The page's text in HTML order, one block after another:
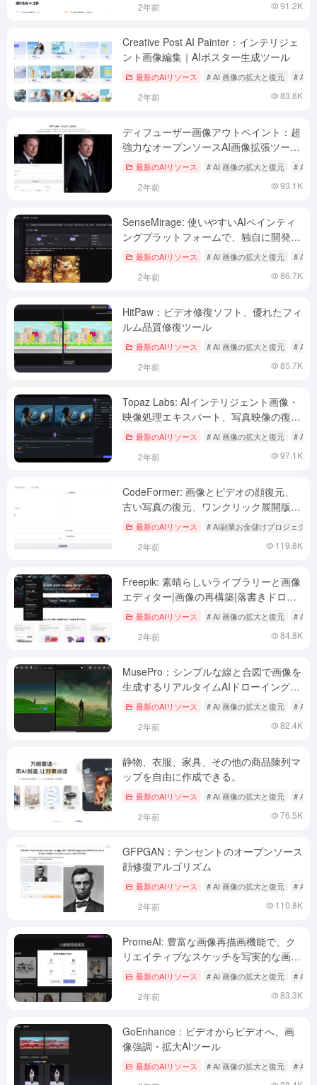
2年前 91.2K
Creative Post AI Painter：インテリジェ
ント画像編集｜AIポスター生成ツール
最新のAIリソース # AI 画像の拡大と復元 # AI
2年前 83.8K
ディフューザー画像アウトペイント：超
強力なオープンソースAI画像拡張ツー
ル、画像アウトペイント(outpainting)
最新のAIリソース # AI 画像の拡大と復元 # AI
2年前 93.1K
SenseMirage: 使いやすいAIペインティ
ングプラットフォームで、独自に開発し
た「アーティスト」のベースモデルを提
供。
最新のAIリソース # AI 画像の拡大と復元 # AI
2年前 86.7K
HitPaw：ビデオ修復ソフト、優れたフィ
ルム品質修復ツール
最新のAIリソース # AI 画像の拡大と復元 # AI
2年前 85.7K
Topaz Labs: AIインテリジェント画像・
映像処理エキスパート、写真映像の復元
とロスレス拡大処理
最新のAIリソース # AI 画像の拡大と復元 # AI
2年前 97.1K
CodeFormer: 画像とビデオの顔復元、
古い写真の復元、ワンクリック展開版を
提供最新のAIリソース # AI副業お金儲けプロジェクト
2年前 119.8K
Freepik: 素晴らしいライブラリーと画像
エディター|画像の再構築|落書きドロー
イング
最新のAIリソース # AI 画像の拡大と復元 # AI
2年前 84.8K
MusePro：シンプルな線と合図で画像を
生成するリアルタイムAIドローイングツ
ール最新のAIリソース # AI 画像の拡大と復元 # AI
2年前 82.4K
静物、衣服、家具、その他の商品陳列マ
ップを自由に作成できる。
最新のAIリソース # AI 画像の拡大と復元 # AI
2年前 76.5K
GFPGAN：テンセントのオープンソース
顔修復アルゴリズム
最新のAIリソース # AI 画像の拡大と復元 # AI
2年前 110.8K
PromeAI: 豊富な画像再描画機能で、ク
リエイティブなスケッチを写実的な画像
へ 最新のAIリソース # AI 画像の拡大と復元 # AI
2年前 83.3K
GoEnhance：ビデオからビデオへ、画
像強調・拡大AIツール
最新のAIリソース # AI 画像の拡大と復元 # AI